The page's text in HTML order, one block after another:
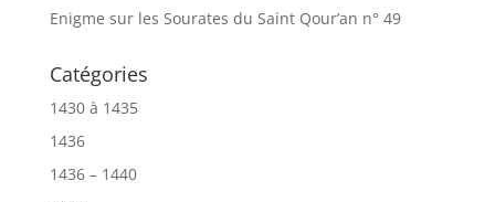
Enigme sur les Sourates du Saint Qour’an n° 49
Catégories
1430 à 1435
1436
1436 – 1440